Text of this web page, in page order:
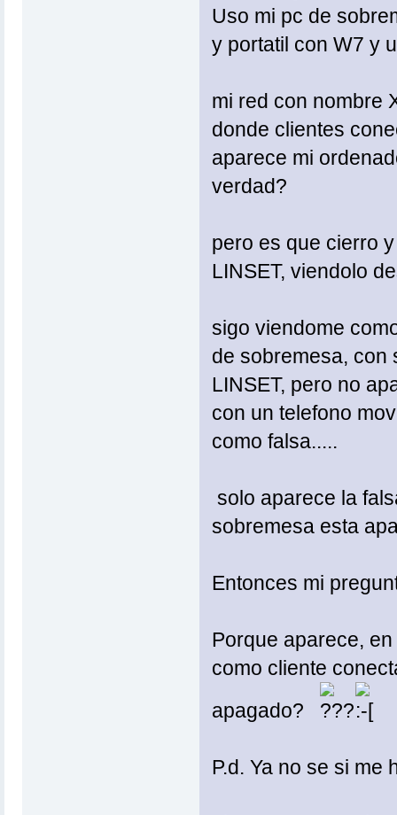
Uso mi pc de
y portatil con W7 y
mi red con nombre
donde clientes
aparece mi
verdad?
pero es que cierro
LINSET, viendolo
sigo viendome
de sobremesa, con
LINSET, pero no
con un telefono
como falsa.....
solo aparece la
sobremesa esta
Entonces mi
Porque aparece,
como cliente
apagado?
P.d. Ya no se si me